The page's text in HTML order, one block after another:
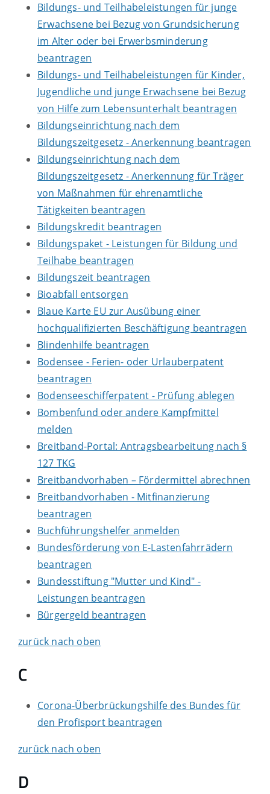
Bildungs- und Teilhabeleistungen für junge
Erwachsene bei Bezug von Grundsicherung
im Alter oder bei Erwerbsminderung
beantragen
Bildungs- und Teilhabeleistungen für Kinder,
Jugendliche und junge Erwachsene bei Bezug
von Hilfe zum Lebensunterhalt beantragen
Bildungseinrichtung nach dem
Bildungszeitgesetz - Anerkennung beantragen
Bildungseinrichtung nach dem
Bildungszeitgesetz - Anerkennung für Träger
von Maßnahmen für ehrenamtliche
Tätigkeiten beantragen
Bildungskredit beantragen
Bildungspaket - Leistungen für Bildung und
Teilhabe beantragen
Bildungszeit beantragen
Bioabfall entsorgen
Blaue Karte EU zur Ausübung einer
hochqualifizierten Beschäftigung beantragen
Blindenhilfe beantragen
Bodensee - Ferien- oder Urlauberpatent
beantragen
Bodenseeschifferpatent - Prüfung ablegen
Bombenfund oder andere Kampfmittel
melden
Breitband-Portal: Antragsbearbeitung nach §
127 TKG
Breitbandvorhaben – Fördermittel abrechnen
Breitbandvorhaben - Mitfinanzierung
beantragen
Buchführungshelfer anmelden
Bundesförderung von E-Lastenfahrrädern
beantragen
Bundesstiftung "Mutter und Kind" -
Leistungen beantragen
Bürgergeld beantragen
zurück nach oben
C
Corona-Überbrückungshilfe des Bundes für
den Profisport beantragen
zurück nach oben
D